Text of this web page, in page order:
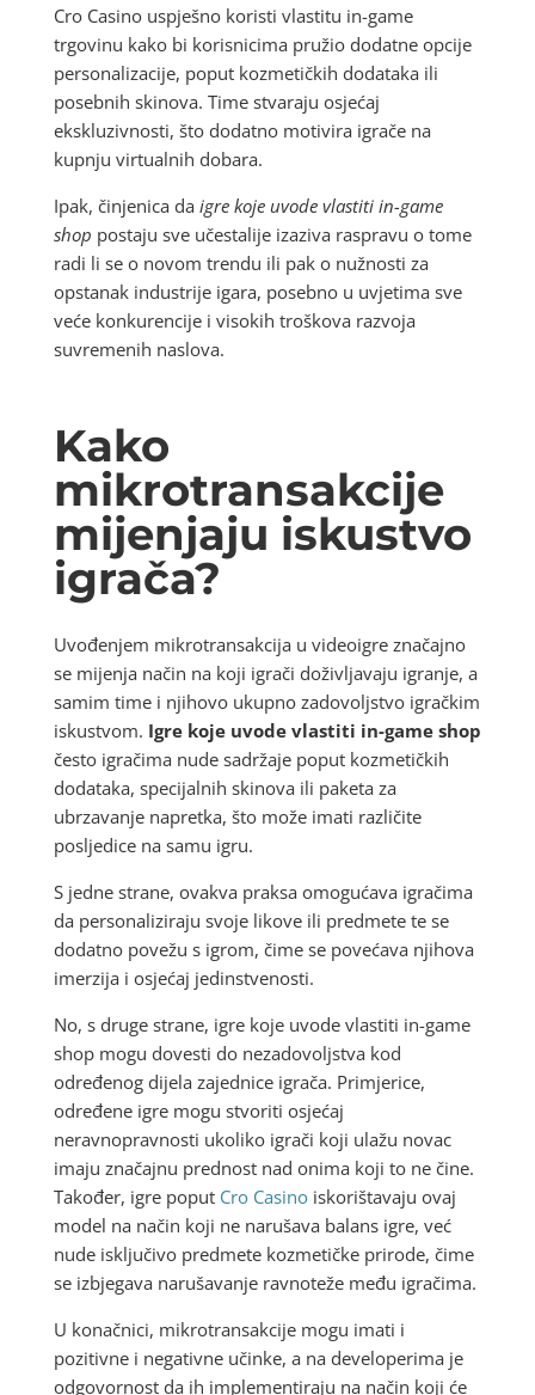
Cro Casino uspješno koristi vlastitu in-game
trgovinu kako bi korisnicima pružio dodatne opcije
personalizacije, poput kozmetičkih dodataka ili
posebnih skinova. Time stvaraju osjećaj
ekskluzivnosti, što dodatno motivira igrače na
kupnju virtualnih dobara.
Ipak, činjenica da igre koje uvode vlastiti in-game
shop postaju sve učestalije izaziva raspravu o tome
radi li se o novom trendu ili pak o nužnosti za
opstanak industrije igara, posebno u uvjetima sve
veće konkurencije i visokih troškova razvoja
suvremenih naslova.
Kako
mikrotransakcije
mijenjaju iskustvo
igrača?
Uvođenjem mikrotransakcija u videoigre značajno
se mijenja način na koji igrači doživljavaju igranje, a
samim time i njihovo ukupno zadovoljstvo igračkim
iskustvom. Igre koje uvode vlastiti in-game shop
često igračima nude sadržaje poput kozmetičkih
dodataka, specijalnih skinova ili paketa za
ubrzavanje napretka, što može imati različite
posljedice na samu igru.
S jedne strane, ovakva praksa omogućava igračima
da personaliziraju svoje likove ili predmete te se
dodatno povežu s igrom, čime se povećava njihova
imerzija i osjećaj jedinstvenosti.
No, s druge strane, igre koje uvode vlastiti in-game
shop mogu dovesti do nezadovoljstva kod
određenog dijela zajednice igrača. Primjerice,
određene igre mogu stvoriti osjećaj
neravnopravnosti ukoliko igrači koji ulažu novac
imaju značajnu prednost nad onima koji to ne čine.
Također, igre poput Cro Casinoiskorištavaju ovaj
model na način koji ne narušava balans igre, već
nude isključivo predmete kozmetičke prirode, čime
se izbjegava narušavanje ravnoteže među igračima.
U konačnici, mikrotransakcije mogu imati i
pozitivne i negativne učinke, a na developerima je
odgovornost da ih implementiraju na način koji će